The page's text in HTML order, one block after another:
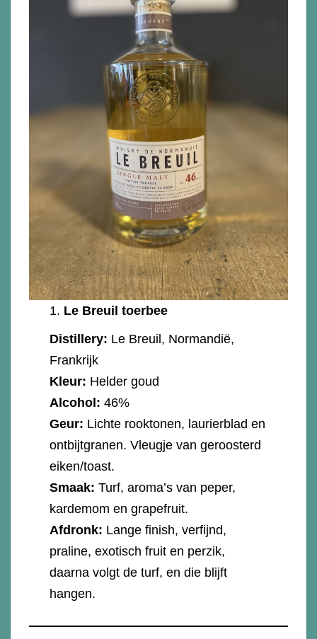
1. Le Breuil toerbee
Distillery: Le Breuil, Normandië,
Frankrijk
Kleur: Helder goud
Alcohol: 46%
Geur: Lichte rooktonen, laurierblad en
ontbijtgranen. Vleugje van geroosterd
eiken/toast.
Smaak: Turf, aroma’s van peper,
kardemom en grapefruit.
Afdronk: Lange finish, verfijnd,
praline, exotisch fruit en perzik,
daarna volgt de turf, en die blijft
hangen.